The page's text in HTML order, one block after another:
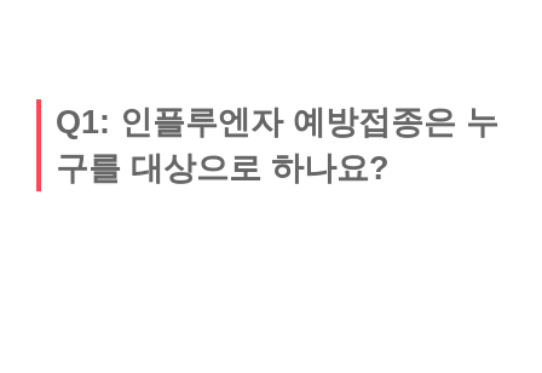
Q1: 인플루엔자 예방접종은 누
구를 대상으로 하나요?